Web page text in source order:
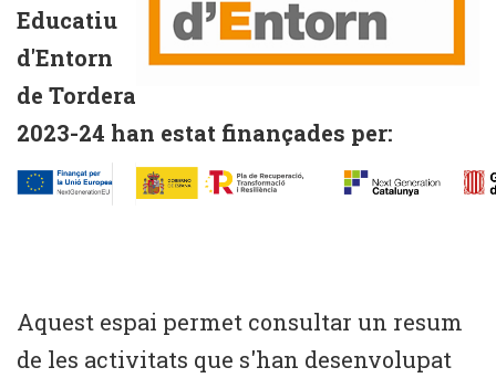
Educatiu
d'Entorn
de Tordera
2023-24 han estat finançades per:
Aquest espai permet consultar un resum
de les activitats que s'han desenvolupat